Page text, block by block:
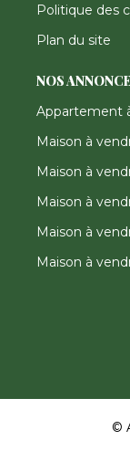
Politique des
Plan du site
NOS
Appartement
Maison à
Maison à
Maison à
Maison à
Maison à
©